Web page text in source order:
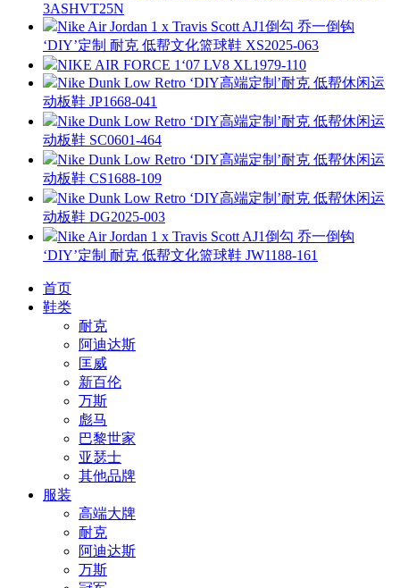
3ASHVT25N
Nike Air Jordan 1 x Travis Scott AJ1倒勾 乔一倒钩
‘DIY’定制 耐克 低帮文化篮球鞋 XS2025-063
NIKE AIR FORCE 1‘07 LV8 XL1979-110
Nike Dunk Low Retro ‘DIY高端定制’耐克 低帮休闲运
动板鞋 JP1668-041
Nike Dunk Low Retro ‘DIY高端定制’耐克 低帮休闲运
动板鞋 SC0601-464
Nike Dunk Low Retro ‘DIY高端定制’耐克 低帮休闲运
动板鞋 CS1688-109
Nike Dunk Low Retro ‘DIY高端定制’耐克 低帮休闲运
动板鞋 DG2025-003
Nike Air Jordan 1 x Travis Scott AJ1倒勾 乔一倒钩
‘DIY’定制 耐克 低帮文化篮球鞋 JW1188-161
首页
鞋类
耐克
阿迪达斯
匡威
新百伦
万斯
彪马
巴黎世家
亚瑟士
其他品牌
服装
高端大牌
耐克
阿迪达斯
万斯